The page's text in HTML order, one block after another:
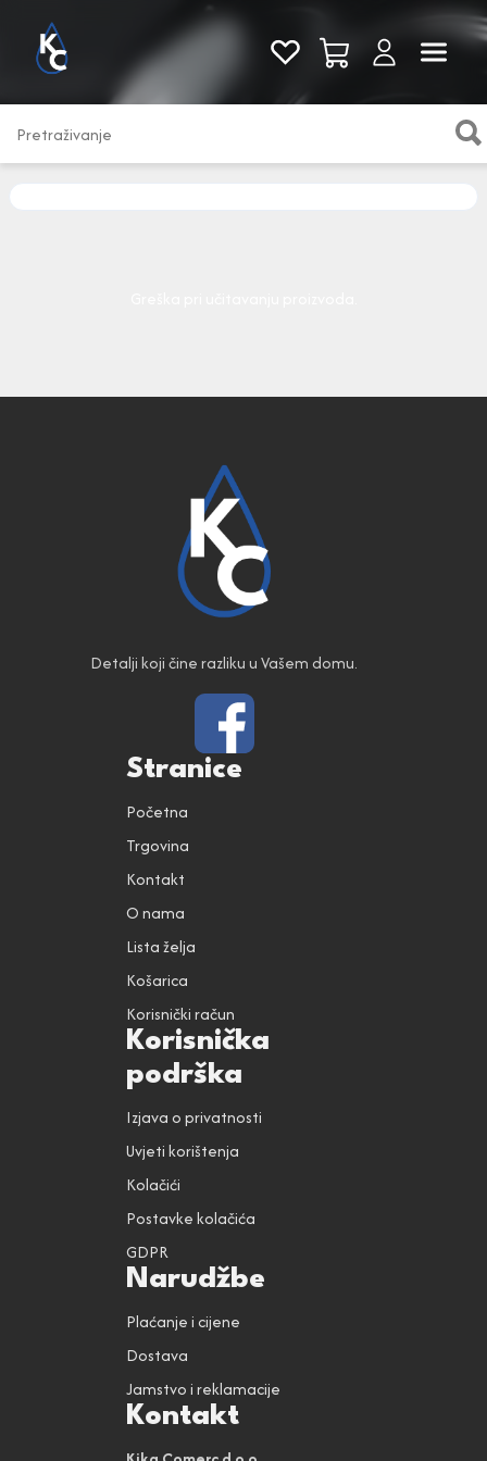
Pogledaj sve
Detalji koji čine razliku u Vašem domu.
Stranice
Početna
Trgovina
Kontakt
O nama
Lista želja
Košarica
Korisnički račun
Korisnička
podrška
Izjava o privatnosti
Uvjeti korištenja
Kolačići
Postavke kolačića
GDPR
Narudžbe
Plaćanje i cijene
Dostava
Jamstvo i reklamacije
Kontakt